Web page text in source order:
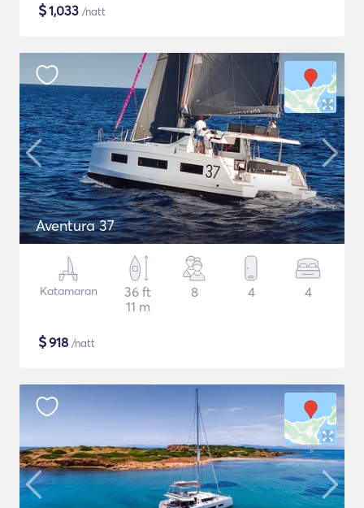
$1,033 /natt
Aventura 37
Katamaran
36 ft
11 m
8 4 4
$918 /natt